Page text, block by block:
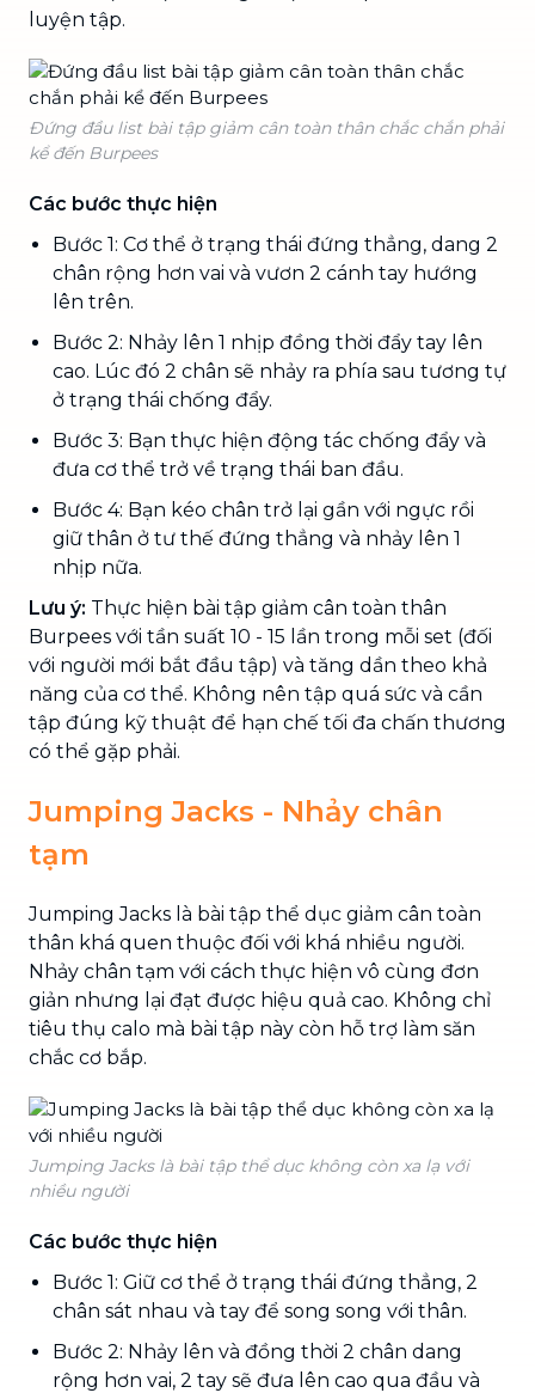
luyện tập.
Đứng đầu list bài tập giảm cân toàn thân chắc chắn phải
kể đến Burpees
Các bước thực hiện
Bước 1: Cơ thể ở trạng thái đứng thẳng, dang 2
chân rộng hơn vai và vươn 2 cánh tay hướng
lên trên.
Bước 2: Nhảy lên 1 nhịp đồng thời đẩy tay lên
cao. Lúc đó 2 chân sẽ nhảy ra phía sau tương tự
ở trạng thái chống đẩy.
Bước 3: Bạn thực hiện động tác chống đẩy và
đưa cơ thể trở về trạng thái ban đầu.
Bước 4: Bạn kéo chân trở lại gần với ngực rồi
giữ thân ở tư thế đứng thẳng và nhảy lên 1
nhịp nữa.
Lưu ý: Thực hiện bài tập giảm cân toàn thân
Burpees với tần suất 10 - 15 lần trong mỗi set (đối
với người mới bắt đầu tập) và tăng dần theo khả
năng của cơ thể. Không nên tập quá sức và cần
tập đúng kỹ thuật để hạn chế tối đa chấn thương
có thể gặp phải.
Jumping Jacks - Nhảy chân
tạm
Jumping Jacks là bài tập thể dục giảm cân toàn
thân khá quen thuộc đối với khá nhiều người.
Nhảy chân tạm với cách thực hiện vô cùng đơn
giản nhưng lại đạt được hiệu quả cao. Không chỉ
tiêu thụ calo mà bài tập này còn hỗ trợ làm săn
chắc cơ bắp.
Jumping Jacks là bài tập thể dục không còn xa lạ với
nhiều người
Các bước thực hiện
Bước 1: Giữ cơ thể ở trạng thái đứng thẳng, 2
chân sát nhau và tay để song song với thân.
Bước 2: Nhảy lên và đồng thời 2 chân dang
rộng hơn vai, 2 tay sẽ đưa lên cao qua đầu và